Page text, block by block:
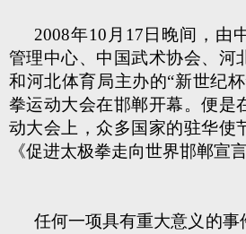
2008年10月17日晚间，由
管理中心、中国武术协会、河
和河北体育局主办的“新世纪
拳运动大会在邯郸开幕。便是
动大会上，众多国家的驻华使
《促进太极拳走向世界邯郸宣言
任何一项具有重大意义的事